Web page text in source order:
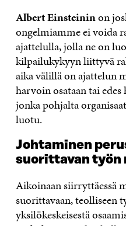
Albert Einsteininon
ongelmiamme ei voida
ajattelulla, jolla ne on
kilpailukykyyn liittyvä
aika välilläon ajattelun
harvoin osataan tai
jonka pohjalta
luotu.
Johtaminen
suorittavan työn
Aikoinaan siirryttäessä
suorittavaan, teolliseen
yksilökeskeisestä